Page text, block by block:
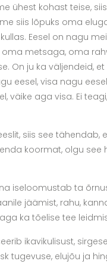
ühest kohast teise,
siis lõpuks oma
Eesel on nagu
metsaga, oma
On ju ka väljendeid,
eesel, visa nagu
väike aga visa. Ei
siis see tähendab,
koormat, olgu see
iseloomustab ta
jäämist, rahu,
ka tõelise tee
ikavikulisust,
tugevuse, elujõu ja